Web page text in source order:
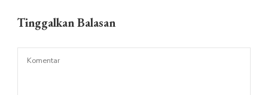
Tinggalkan Balasan